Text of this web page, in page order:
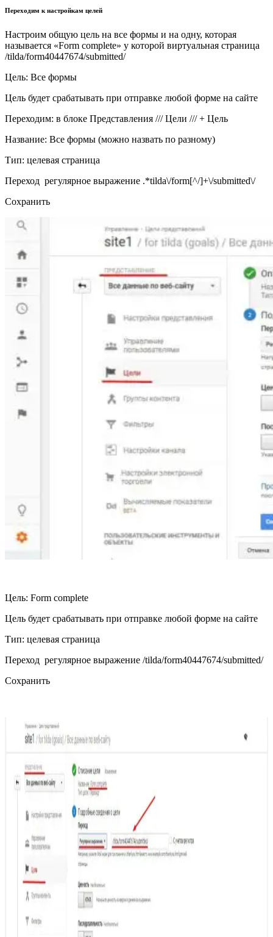
Переходим к настройкам целей
Настроим общую цель на все формы и на одну, которая
называется «Form complete» у которой виртуальная страница
/tilda/form40447674/submitted/
Цель: Все формы
Цель будет срабатывать при отправке любой форме на сайте
Переходим: в блоке Представления /// Цели /// + Цель
Название: Все формы (можно назвать по разному)
Тип: целевая страница
Переход регулярное выражение .*tilda\/form[^/]+\/submitted\/
Сохранить
Цель: Form complete
Цель будет срабатывать при отправке любой форме на сайте
Тип: целевая страница
Переход регулярное выражение /tilda/form40447674/submitted/
Сохранить